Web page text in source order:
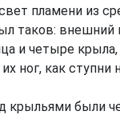
пламени из
таков: внешний
и четыре крыла,
ног, как ступни
крыльями были